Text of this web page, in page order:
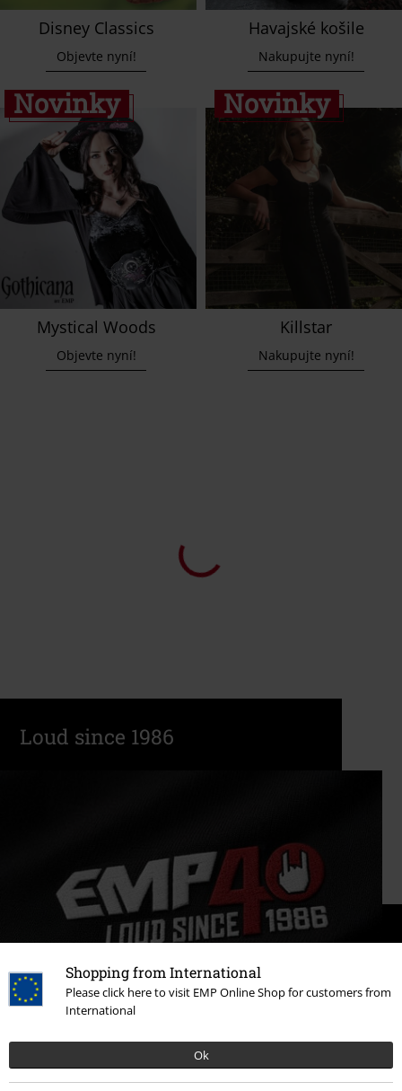
Shopping from International
Please click here to visit EMP Online Shop for customers from
International
Ok
Disney Classics
Objevte nyní!
Havajské košile
Nakupujte nyní!
Novinky
Mystical Woods
Objevte nyní!
Novinky
Killstar
Nakupujte nyní!
Loud since 1986